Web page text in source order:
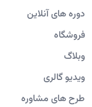
دوره های آنلاین
فروشگاه
وبلاگ
ویدیو گالری
طرح های مشاوره